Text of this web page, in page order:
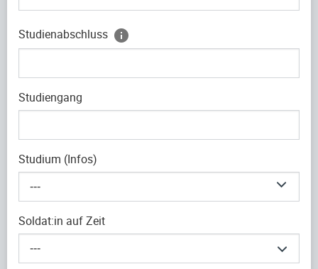
Studienabschluss
Studiengang
Studium (Infos)
---
Soldat:in auf Zeit
---